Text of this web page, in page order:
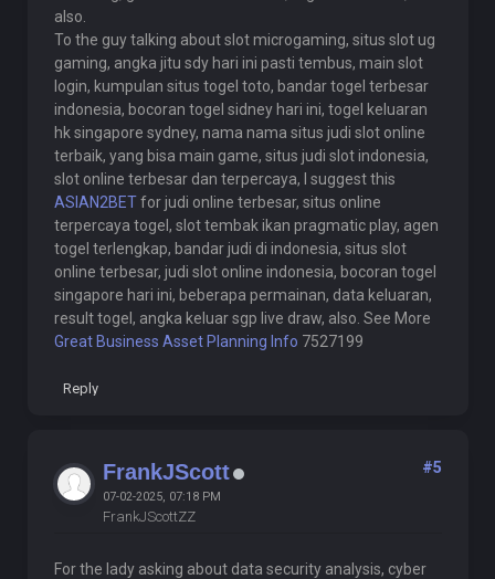
also.
To the guy talking about slot microgaming, situs slot ug
gaming, angka jitu sdy hari ini pasti tembus, main slot
login, kumpulan situs togel toto, bandar togel terbesar
indonesia, bocoran togel sidney hari ini, togel keluaran
hk singapore sydney, nama nama situs judi slot online
terbaik, yang bisa main game, situs judi slot indonesia,
slot online terbesar dan terpercaya, I suggest this
ASIAN2BETfor judi online terbesar, situs online
terpercaya togel, slot tembak ikan pragmatic play, agen
togel terlengkap, bandar judi di indonesia, situs slot
online terbesar, judi slot online indonesia, bocoran togel
singapore hari ini, beberapa permainan, data keluaran,
result togel, angka keluar sgp live draw, also. See More
Great Business Asset Planning Info 7527199
Reply
FrankJScott
07-02-2025, 07:18 PM
FrankJScottZZ
#5
For the lady asking about data security analysis, cyber